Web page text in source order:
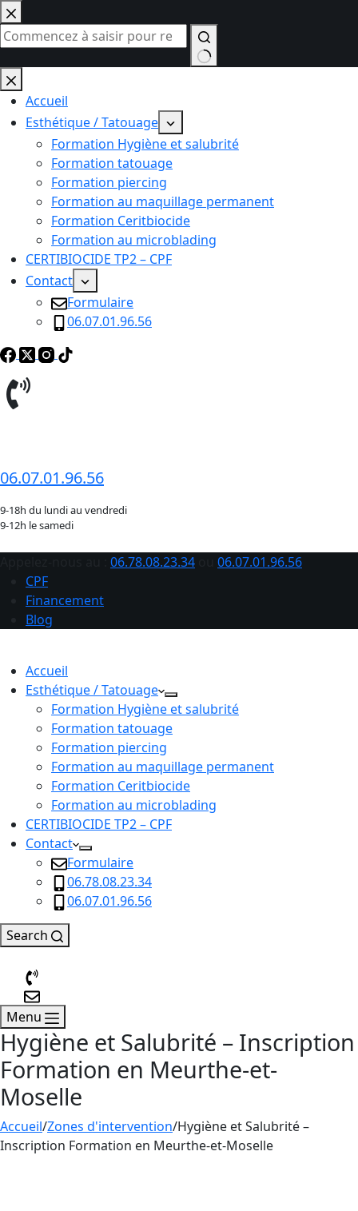
Passer
au
contenu
Aucun
résultatAccueil
Esthétique / Tatouage
Formation Hygiène et salubrité
Formation tatouage
Formation piercing
Formation au maquillage permanent
Formation Ceritbiocide
Formation au microblading
CERTIBIOCIDE TP2 – CPF
Contact
Formulaire
06.07.01.96.56
06.07.01.96.56
9-18h du lundi au vendredi
9-12h le samedi
06.78.08.23.34
06.07.01.96.56
CPF
Financement
Blog
Accueil
Esthétique / Tatouage
Formation Hygiène et salubrité
Formation tatouage
Formation piercing
Formation au maquillage permanent
Formation Ceritbiocide
Formation au microblading
CERTIBIOCIDE TP2 – CPF
Contact
Formulaire
06.78.08.23.34
06.07.01.96.56
Search
Menu
Hygiène et Salubrité – Inscription
Formation en Meurthe-et-
Moselle
Accueil/Zones d'intervention/Hygiène et Salubrité –
Inscription Formation en Meurthe-et-Moselle